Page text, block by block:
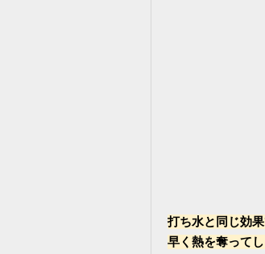
打ち水と同じ効
早く熱を奪ってし